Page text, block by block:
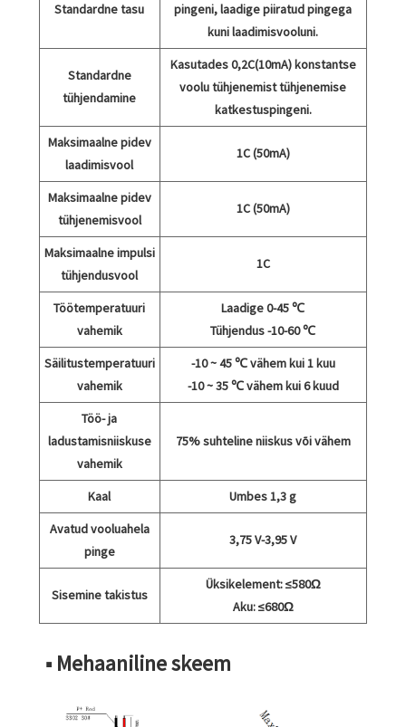
Standardne tasu
pingeni, laadige piiratud pingega
kuni laadimisvooluni.
Standardne
tühjendamine
Kasutades 0,2C(10mA) konstantse
voolu tühjenemist tühjenemise
katkestuspingeni.
Maksimaalne pidev
laadimisvool
1C (50mA)
Maksimaalne pidev
tühjenemisvool
1C (50mA)
Maksimaalne impulsi
tühjendusvool
1C
Töötemperatuuri
vahemik
Laadige 0-45 ℃
Tühjendus -10-60 ℃
Säilitustemperatuuri
vahemik
-10 ~ 45 ℃ vähem kui 1 kuu
-10 ~ 35 ℃ vähem kui 6 kuud
Töö- ja
ladustamisniiskuse
vahemik
75% suhteline niiskus või vähem
Kaal
Umbes 1,3 g
Avatud vooluahela
pinge
3,75 V-3,95 V
Sisemine takistus
Üksikelement: ≤580Ω
Aku: ≤680Ω
■ Mehaaniline skeem